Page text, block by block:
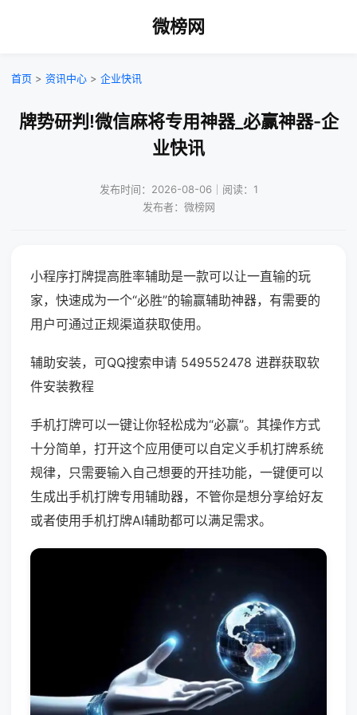
微榜网
首页 > 资讯中心 > 企业快讯
牌势研判!微信麻将专用神器_必赢神器-企
业快讯
发布时间：2026-08-06｜阅读：1
发布者：微榜网
小程序打牌提高胜率辅助是一款可以让一直输的玩
家，快速成为一个“必胜”的输赢辅助神器，有需要的
用户可通过正规渠道获取使用。
辅助安装，可QQ搜索申请 549552478 进群获取软
件安装教程
手机打牌可以一键让你轻松成为“必赢”。其操作方式
十分简单，打开这个应用便可以自定义手机打牌系统
规律，只需要输入自己想要的开挂功能，一键便可以
生成出手机打牌专用辅助器，不管你是想分享给好友
或者使用手机打牌AI辅助都可以满足需求。